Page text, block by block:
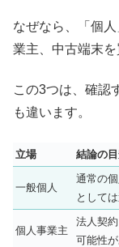
なぜなら、「個
業主、中古端末を
この3つは、確認
も違います。
立場 結論の
一般個人
通常の
として
個人事業主
法人契
可能性